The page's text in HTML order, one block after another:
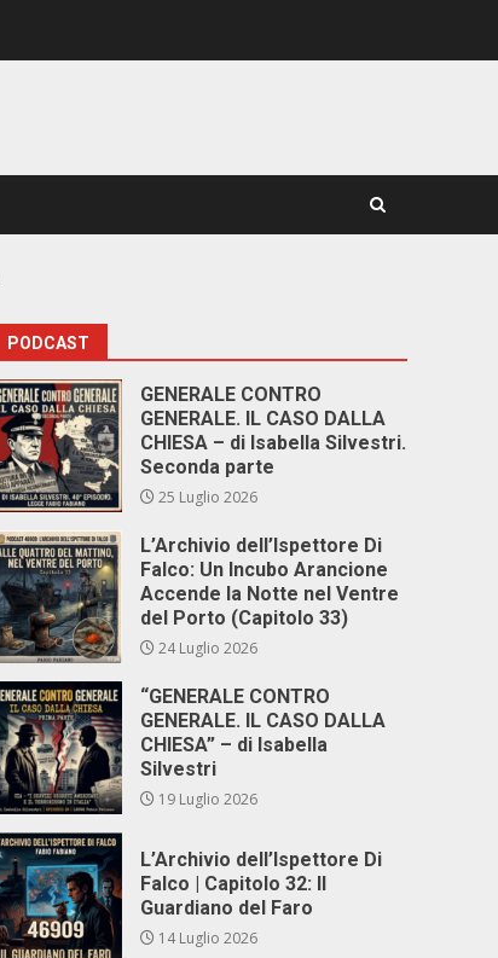
PODCAST
GENERALE CONTRO
GENERALE. IL CASO DALLA
CHIESA – di Isabella Silvestri.
Seconda parte
25 Luglio 2026
L’Archivio dell’Ispettore Di
Falco: Un Incubo Arancione
Accende la Notte nel Ventre
del Porto (Capitolo 33)
24 Luglio 2026
“GENERALE CONTRO
GENERALE. IL CASO DALLA
CHIESA” – di Isabella
Silvestri
19 Luglio 2026
L’Archivio dell’Ispettore Di
Falco | Capitolo 32: Il
Guardiano del Faro
14 Luglio 2026